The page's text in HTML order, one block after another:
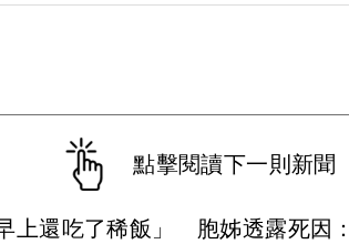
點擊閱讀下一則新聞
上還吃了稀飯」 胞姊透露死因